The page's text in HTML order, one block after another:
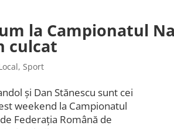
la Campionatul
culcat
, Sport
şi Dan Stănescu sunt cei
weekend la Campionatul
Federaţia Română de